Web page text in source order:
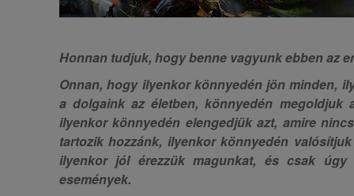
Honnan tudjuk, hogy benne vagyunk ebben az
Onnan, hogy ilyenkor könnyedén jön minden,
a dolgaink az életben, könnyedén megoldjuk
ilyenkor könnyedén elengedjük azt, amire
tartozik hozzánk, ilyenkor könnyedén
ilyenkor jól érezzük magunkat, és csak úgy
események.